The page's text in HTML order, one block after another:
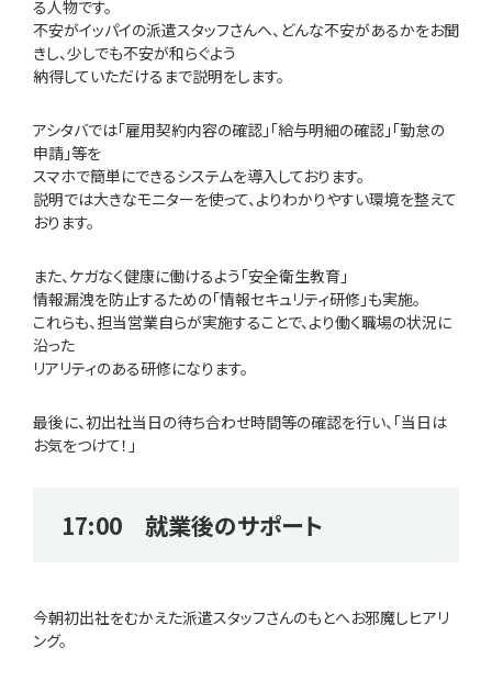
る人物です。
不安がイッパイの派遣スタッフさんへ、どんな不安があるかをお聞
きし、少しでも不安が和らぐよう
納得していただけるまで説明をします。
アシタバでは「雇用契約内容の確認」「給与明細の確認」「勤怠の
申請」等を
スマホで簡単にできるシステムを導入しております。
説明では大きなモニターを使って、よりわかりやすい環境を整えて
おります。
また、ケガなく健康に働けるよう「安全衛生教育」
情報漏洩を防止するための「情報セキュリティ研修」も実施。
これらも、担当営業自らが実施することで、より働く職場の状況に
沿った
リアリティのある研修になります。
最後に、初出社当日の待ち合わせ時間等の確認を行い、「当日は
お気をつけて！」
17:00 就業後のサポート
今朝初出社をむかえた派遣スタッフさんのもとへお邪魔しヒアリ
ング。